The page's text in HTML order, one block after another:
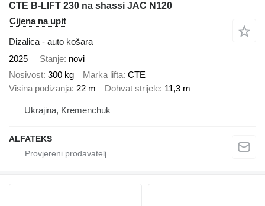
CTE B-LIFT 230 na shassi JAC N120
Cijena na upit
Dizalica - auto košara
2025
Stanje novi
Nosivost 300 kg Marka lifta CTE
Visina podizanja 22 m Dohvat strijele 11,3 m
Ukrajina, Kremenchuk
ALFATEKS